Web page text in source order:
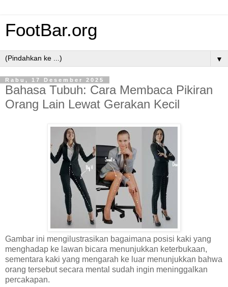
FootBar.org
▼
Rabu, 17 Desember 2025
Bahasa Tubuh: Cara Membaca Pikiran
Orang Lain Lewat Gerakan Kecil
Gambar ini mengilustrasikan bagaimana posisi kaki yang
menghadap ke lawan bicara menunjukkan keterbukaan,
sementara kaki yang mengarah ke luar menunjukkan bahwa
orang tersebut secara mental sudah ingin meninggalkan
percakapan.